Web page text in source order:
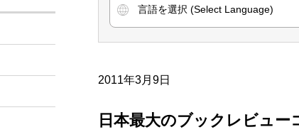
2011年3月9日
日本最大のブックレビュー